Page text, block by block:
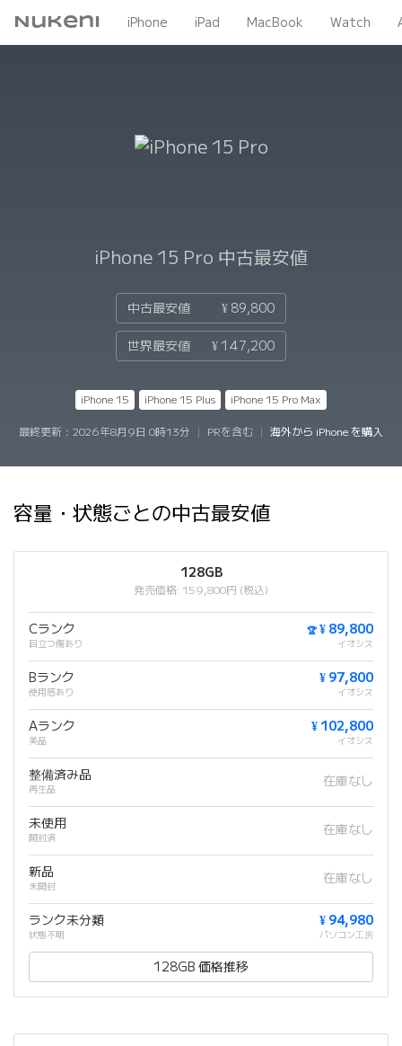
Nukeni iPhone iPad MacBook Watch
iPhone 15 Pro 中古最安値
中古最安値 ¥ 89,800
世界最安値 ¥ 147,200
iPhone 15 iPhone 15 Plus iPhone 15 Pro Max
最終更新： 2026年8月9日 0時13分 PRを含む 海外から iPhone を購入
容量・状態ごとの中古最安値
128GB
発売価格: 159,800円 (税込)
Cランク
目立つ傷あり
🏆 ¥ 89,800
イオシス
Bランク
使用感あり
¥ 97,800
イオシス
Aランク
美品
¥ 102,800
イオシス
整備済み品
再生品
在庫なし
未使用
開封済
在庫なし
新品
未開封
在庫なし
ランク未分類
状態不明
¥ 94,980
パソコン工房
128GB 価格推移